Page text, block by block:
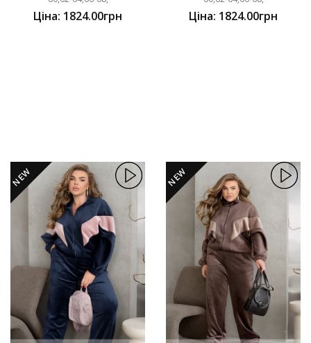
Ціна: 1824.00грн Ціна: 1824.00грн
NEW NEW